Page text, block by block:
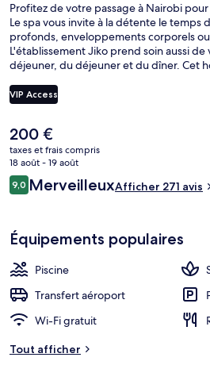
Profitez de votre passage à Nairobi
Le spa vous invite à la détente le temps
profonds, enveloppements corporels
L'établissement Jiko prend soin aussi
déjeuner, du déjeuner et du dîner. Cet
piscine et d'une salle de fitness ouverte
voyageurs ne disent que du bien en ce
VIP Access
Le
prix
actuel
est
de
200 €
taxes et frais compris
18 août - 19 août
Avis
voyageurs
9,09,0 sur 10
MerveilleuxAfficher 271 avis
Équipements populaires
Piscine
Transfert aéroport
Wi-Fi gratuit
Tout afficher